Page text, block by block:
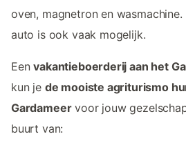
oven, magnetron en
auto is ook vaak mogelijk.
Eenvakantieboerderij aan het
kun je de mooiste agriturismo
Gardameervoor jouw
buurt van: